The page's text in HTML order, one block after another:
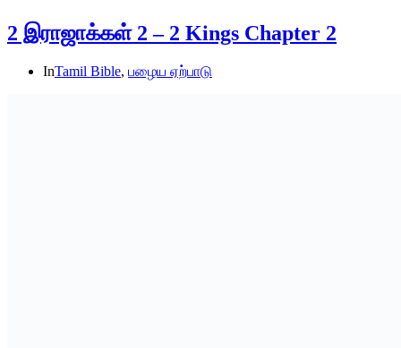
2 இராஜாக்கள் 2 – 2 Kings Chapter 2
InTamil Bible, பழைய ஏற்பாடு